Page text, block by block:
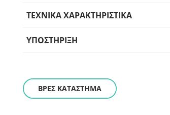
ΤΕΧΝΙΚΑ ΧΑΡΑΚΤΗΡΙΣΤΙΚΑ
ΥΠΟΣΤΗΡΙΞΗ
ΒΡΕΣ ΚΑΤΑΣΤΗΜΑ